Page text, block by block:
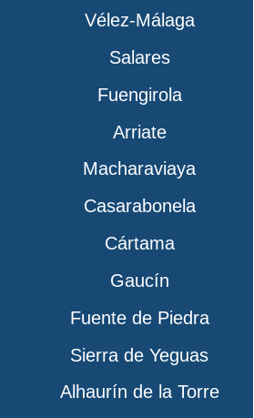
Vélez-Málaga
Salares
Fuengirola
Arriate
Macharaviaya
Casarabonela
Cártama
Gaucín
Fuente de Piedra
Sierra de Yeguas
Alhaurín de la Torre